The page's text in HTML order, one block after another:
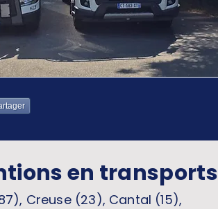
en transports
Creuse (23), Cantal (15),